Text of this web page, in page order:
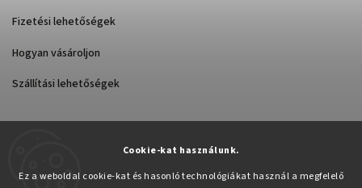
Cookie-kat használunk.
Ez a weboldal cookie-kat és hasonló technológiákat használ a megfelelő
Fizetési lehetőségek
Hogyan vásároljon
Szállítási lehetőségek